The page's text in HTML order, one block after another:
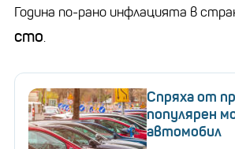
Година по-рано инфлацията в
сто.
Спряха от
популярен
автомобил